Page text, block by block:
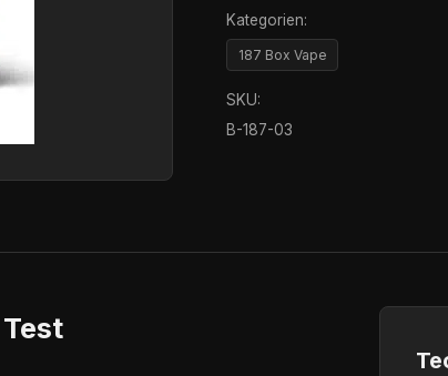
Kategorien:
187 Box Vape
SKU:
B-187-03